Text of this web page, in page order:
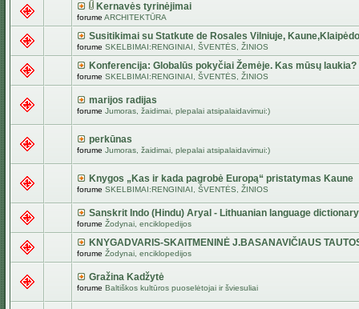
Kernavės tyrinėjimai
forume ARCHITEKTŪRA
Susitikimai su Statkute de Rosales Vilniuje,
forume SKELBIMAI:RENGINIAI, ŠVENTĖS, ŽINIOS
Konferencija: Globalūs pokyčiai Žemėje. Kas mūsų laukia?
forume SKELBIMAI:RENGINIAI, ŠVENTĖS, ŽINIOS
marijos radijas
forume Jumoras, žaidimai, plepalai atsipalaidavimui:)
perkūnas
forume Jumoras, žaidimai, plepalai atsipalaidavimui:)
Knygos „Kas ir kada pagrobė Europą“ pristatymas Kaune
forume SKELBIMAI:RENGINIAI, ŠVENTĖS, ŽINIOS
Sanskrit Indo (Hindu) Aryal - Lithuanian language dictionary
forume Žodynai, enciklopedijos
KNYGADVARIS-SKAITMENINĖ J.BASANAVIČIAUS
forume Žodynai, enciklopedijos
Gražina Kadžytė
forume Baltiškos kultūros puoselėtojai ir šviesuliai